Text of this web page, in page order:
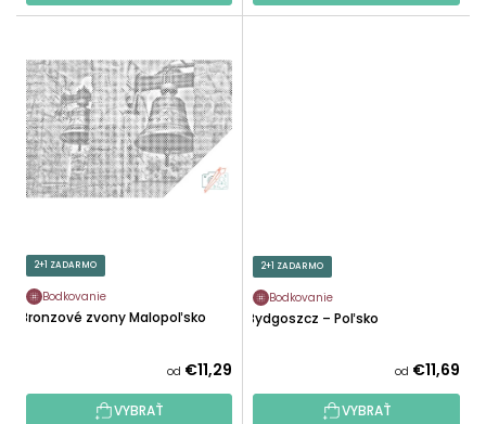
2+1 ZADARMO
Bodkovanie
Bronzové zvony Malopoľsko
od €11,29
VYBRAŤ
2+1 ZADARMO
Bodkovanie
Bydgoszcz – Poľsko
od €11,69
VYBRAŤ